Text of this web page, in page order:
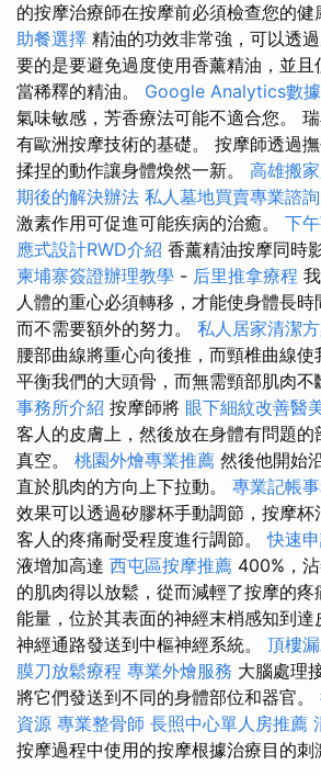
的按摩治療師在按摩前必須檢查您的健
助餐選擇 精油的功效非常強，可以透
要的是要避免過度使用香薰精油，並且
當稀釋的精油。 Google Analytics數
氣味敏感，芳香療法可能不適合您。
有歐洲按摩技術的基礎。 按摩師透過
揉捏的動作讓身體煥然一新。 高雄搬
期後的解決辦法 私人墓地買賣專業諮詢
激素作用可促進可能疾病的治癒。 下
應式設計RWD介紹 香薰精油按摩同時
柬埔寨簽證辦理教學 - 后里推拿療程
人體的重心必須轉移，才能使身體長時
而不需要額外的努力。 私人居家清潔
腰部曲線將重心向後推，而頸椎曲線
平衡我們的大頭骨，而無需頸部肌肉不
事務所介紹 按摩師將 眼下細紋改善醫
客人的皮膚上，然後放在身體有問題
真空。 桃園外燴專業推薦 然後他開始
直於肌肉的方向上下拉動。 專業記帳
效果可以透過矽膠杯手動調節，按摩杯
客人的疼痛耐受程度進行調節。快速
液增加高達 西屯區按摩推薦 400%，
的肌肉得以放鬆，從而減輕了按摩的
能量，位於其表面的神經末梢感知到達
神經通路發送到中樞神經系統。 頂樓
膜刀放鬆療程 專業外燴服務 大腦處理
將它們發送到不同的身體部位和器官。
資源 專業整骨師 長照中心單人房推薦
按摩過程中使用的按摩根據治療目的刺